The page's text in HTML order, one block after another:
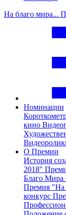
На благо мира...
Номинации
кино
О Премии
История
2018"
Благо Мира
Премия "На
конкурс